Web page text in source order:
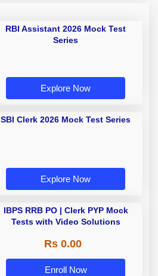
RBI Assistant 2026 Mock Test
Series
Explore Now
SBI Clerk 2026 Mock Test Series
Explore Now
IBPS RRB PO | Clerk PYP Mock
Tests with Video Solutions
Rs 0.00
Enroll Now